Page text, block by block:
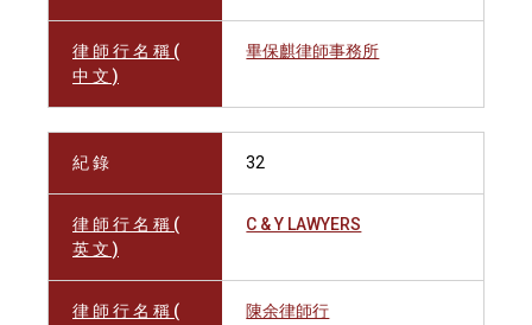
律 師 行 名 稱 (
中 文 )
畢保麒律師事務所
紀 錄 32
律 師 行 名 稱 (
英 文 )
C & Y LAWYERS
律 師 行 名 稱 (
陳余律師行